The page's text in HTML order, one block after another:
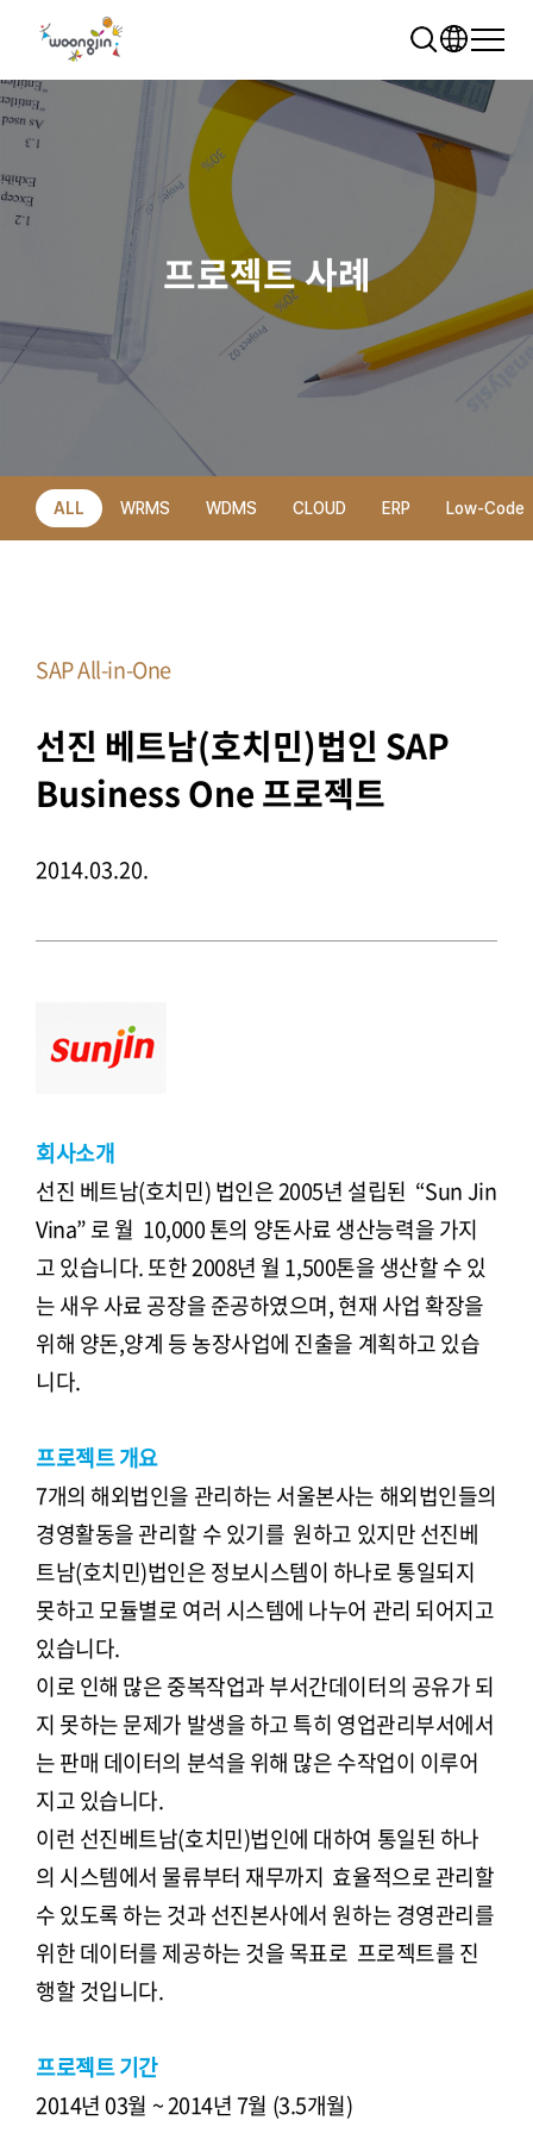
추천 검색어
WDMS
모빌리티 클라우드
프로젝트 사례
ALL WRMS WDMS CLOUD ERP Low-Code
SAP All-in-One
선진 베트남(호치민)법인 SAP
Business One 프로젝트
2014.03.20.
회사소개
선진 베트남(호치민) 법인은 2005년 설립된 “Sun Jin
Vina” 로 월 10,000 톤의 양돈사료 생산능력을 가지
고 있습니다. 또한 2008년 월 1,500톤을 생산할 수 있
는 새우 사료 공장을 준공하였으며, 현재 사업 확장을
위해 양돈,양계 등 농장사업에 진출을 계획하고 있습
니다.
프로젝트 개요
7개의 해외법인을 관리하는 서울본사는 해외법인들의
경영활동을 관리할 수 있기를 원하고 있지만 선진베
트남(호치민)법인은 정보시스템이 하나로 통일되지
못하고 모듈별로 여러 시스템에 나누어 관리 되어지고
있습니다.
이로 인해 많은 중복작업과 부서간데이터의 공유가 되
지 못하는 문제가 발생을 하고 특히 영업관리부서에서
는 판매 데이터의 분석을 위해 많은 수작업이 이루어
지고 있습니다.
이런 선진베트남(호치민)법인에 대하여 통일된 하나
의 시스템에서 물류부터 재무까지 효율적으로 관리할
수 있도록 하는 것과 선진본사에서 원하는 경영관리를
위한 데이터를 제공하는 것을 목표로 프로젝트를 진
행할 것입니다.
프로젝트 기간
2014년 03월 ~ 2014년 7월 (3.5개월)